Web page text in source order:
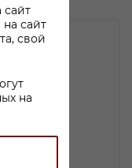
сайт
сайт
свой
на